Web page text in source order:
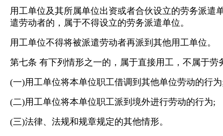
用工单位及其所属单位出资或者合伙设立的劳务派遣
遣劳动者的，属于不得设立的劳务派遣单位。
用工单位不得将被派遣劳动者再派到其他用工单位。
第七条 有下列情形之一的，属于直接用工，不属于劳
(一)用工单位将本单位职工借调到其他单位劳动的行
(二)用工单位将本单位职工派到境外进行劳动的行为;
(三)法律、法规和规章规定的其他情形。